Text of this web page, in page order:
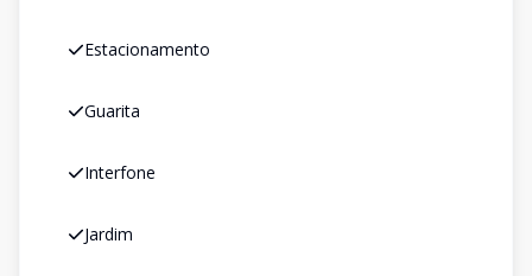
Estacionamento
Guarita
Interfone
Jardim